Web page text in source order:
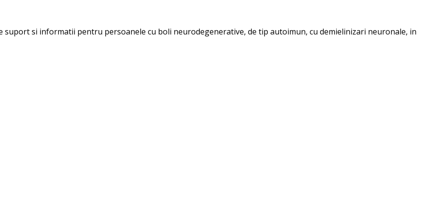
si informatii pentru persoanele cu boli neurodegenerative, de tip autoimun, cu demielinizari neuronale, in